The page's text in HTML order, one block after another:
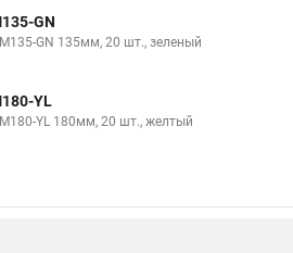
для труб Хомут для рукавов
Строительный хомут леса
GN
GN 135мм, 20 шт., зеленый
YL
YL 180мм, 20 шт., желтый